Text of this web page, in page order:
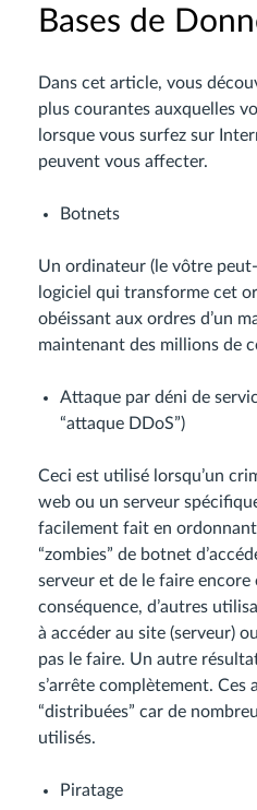
Bases de
Dans cet article, vous
plus courantes auxquelles
lorsque vous surfez sur
peuvent vous affecter.
Botnets
Un ordinateur (le vôtre
logiciel qui transforme cet
obéissant aux ordres d’un
maintenant des millions de
Attaque par déni de
“attaque DDoS”)
Ceci est utilisé lorsqu’un
web ou un serveur
facilement fait en ordonnant
“zombies” de botnet
serveur et de le faire encore
conséquence, d’autres
à accéder au site (serveur)
pas le faire. Un autre
s’arrête complètement. Ces
“distribuées” car de
utilisés.
Piratage